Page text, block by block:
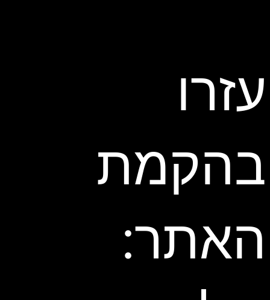
עזרו
בהקמת
האתר: